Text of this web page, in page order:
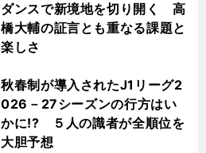
ダンスで新境地を切り開く 高
橋大輔の証言とも重なる課題と
楽しさ
秋春制が導入されたJ1リーグ2
026－27シーズンの行方はい
かに!? ５人の識者が全順位を
大胆予想